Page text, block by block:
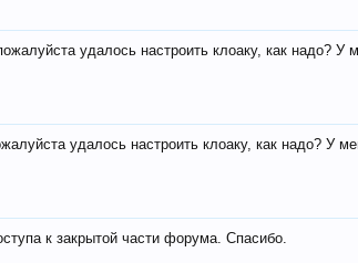
удалось настроить клоаку, как надо?
удалось настроить клоаку, как надо? У
к закрытой части форума. Спасибо.